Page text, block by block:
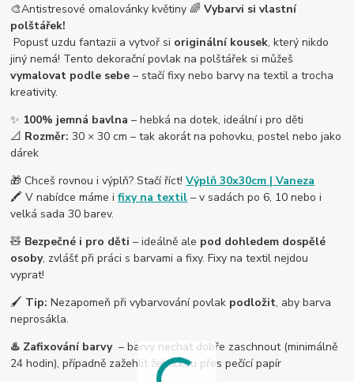
🎨Antistresové omalovánky květiny 🌈Vybarvi si vlastní
polštářek!
Popusť uzdu fantazii a vytvoř si originální kousek, který nikdo
jiný nemá! Tento dekorační povlak na polštářek si můžeš
vymalovat podle sebe – stačí fixy nebo barvy na textil a trocha
kreativity.
✨ 100% jemná bavlna – hebká na dotek, ideální i pro děti
📐 Rozměr: 30 × 30 cm – tak akorát na pohovku, postel nebo jako
dárek
🎁 Chceš rovnou i výplň? Stačí říct!Výplň 30x30cm | Vaneza
🖍️ V nabídce máme ifixy na textil – v sadách po 6, 10 nebo i
velká sada 30 barev.
🧸 Bezpečné i pro děti – ideálně ale pod dohledem dospělé
osoby, zvlášť při práci s barvami a fixy. Fixy na textil nejdou
vyprat!
🖌️ Tip: Nezapomeň při vybarvování povlak podložit, aby barva
neprosákla.
♨️ Zafixování barvy – barvy nechat dobře zaschnout (minimálně
24 hodin), případně zažehlit žehličkou přes pečící papír